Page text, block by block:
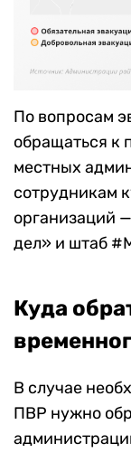
По вопросам
обращаться к
местных
сотрудникам
организаций
дел» и штаб
Куда
В случае
ПВР нужно